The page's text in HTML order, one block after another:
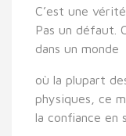
C’est une
Pas un défaut.
dans un monde
où la plupart
physiques, ce
la confiance en